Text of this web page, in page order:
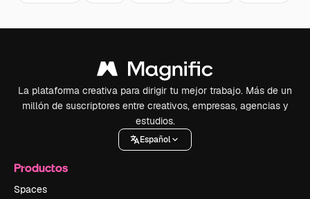
La plataforma creativa para dirigir tu mejor trabajo. Más de un
millón de suscriptores entre creativos, empresas, agencias y
estudios.
Español
Productos
Spaces